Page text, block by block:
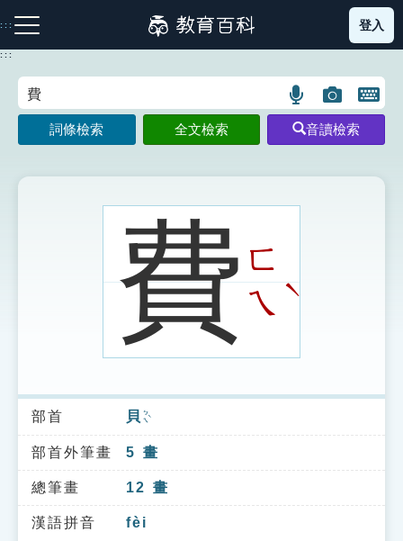
到
主
:::
注音索引圖示 筆畫索引圖示 部首索引表圖示
索引選單
知識索引
單字索引
生命大百科索引
登入
:::
語
言
搜
示
圖
片
搜
開
鍵
圖
詞條檢索 全文檢索 音讀檢索
費ㄈ
ㄟˋ
部首 貝 ㄅㄟˋ
部首外筆畫 5 畫
總筆畫 12 畫
漢語拼音 fèi